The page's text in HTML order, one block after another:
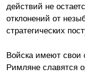
действий не
отклонений от
стратегических
Войска имеют свои
Римляне славятся